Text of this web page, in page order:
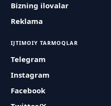
Bizning ilovalar
Reklama
IJTIMOIY TARMOQLAR
Telegram
Instagram
Facebook